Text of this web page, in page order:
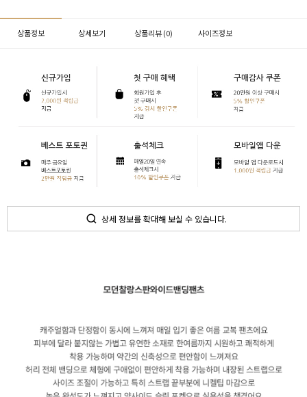
상품정보 상세보기 상품리뷰 (0) 사이즈정보
상세 정보를 확대해 보실 수 있습니다.